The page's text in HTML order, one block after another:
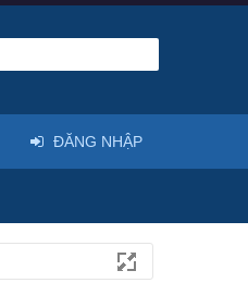
ĐĂNG NHẬP